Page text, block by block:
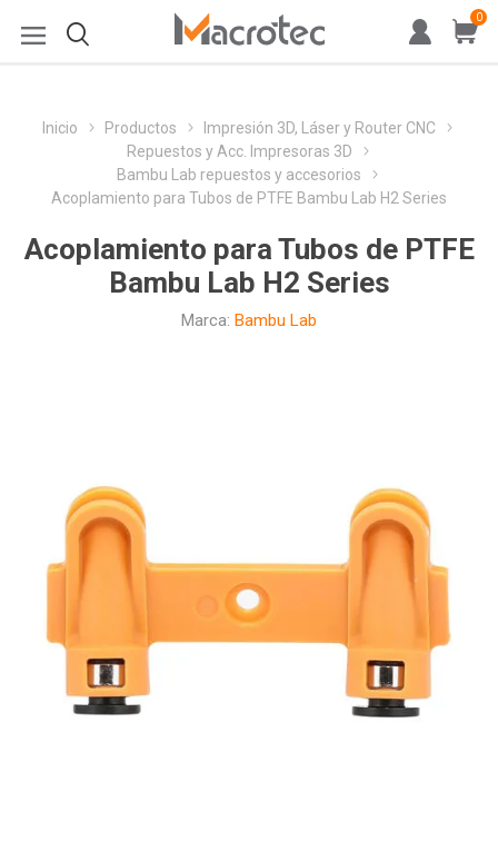
0
Inicio Productos
Impresión 3D, Láser y Router CNC
Repuestos y Acc. Impresoras 3D
Bambu Lab repuestos y accesorios
Acoplamiento para Tubos de PTFE Bambu Lab H2 Series
Acoplamiento para Tubos de PTFE
Bambu Lab H2 Series
Marca: Bambu Lab